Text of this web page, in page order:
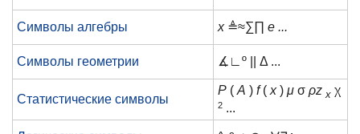
Символы алгебры х≜≈∑∏ е ...
Символы геометрии ∡∟º || Δ ...
Статистические символы
P ( A ) f( x) μ σ ρz x χ
2 ...